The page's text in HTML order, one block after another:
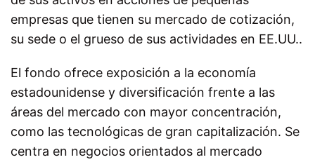
empresas que tienen su mercado de cotización,
su sede o el grueso de sus actividades en EE.UU..
El fondo ofrece exposición a la economía
estadounidense y diversificación frente a las
áreas del mercado con mayor concentración,
como las tecnológicas de gran capitalización. Se
centra en negocios orientados al mercado